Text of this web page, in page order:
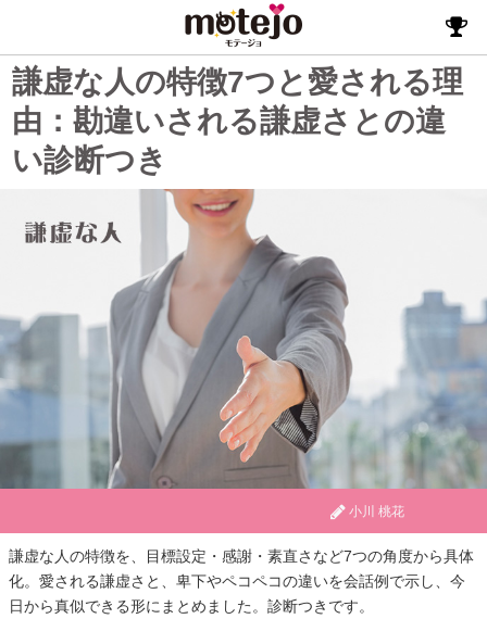
謙虚な人の特徴7つと愛される理
由：勘違いされる謙虚さとの違
い診断つき
小川 桃花
謙虚な人の特徴を、目標設定・感謝・素直さなど7つの角度から具体
化。愛される謙虚さと、卑下やペコペコの違いを会話例で示し、今
日から真似できる形にまとめました。診断つきです。